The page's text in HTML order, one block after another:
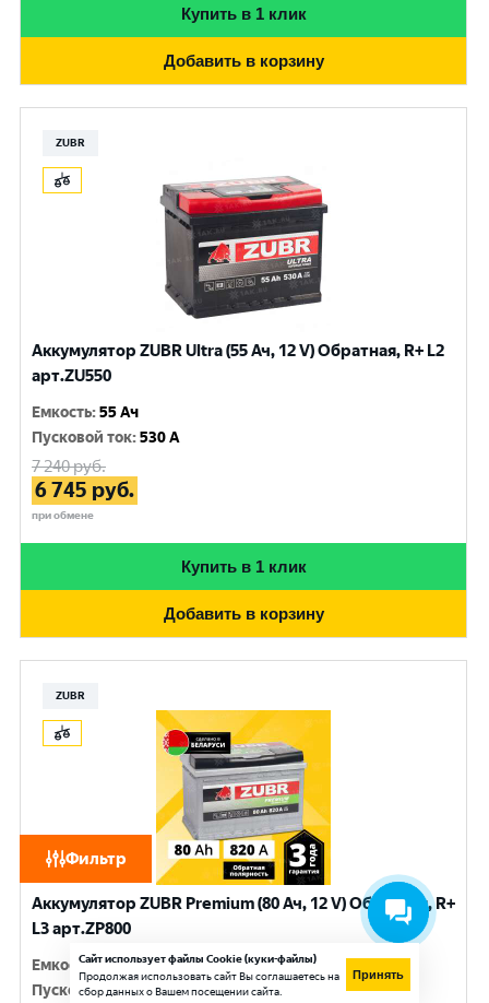
Фильтр
Купить в 1 клик
Добавить в корзину
ZUBR
Аккумулятор ZUBR Ultra (55 Ач, 12 V) Обратная, R+ L2
арт.ZU550
Емкость:55 Ач
Пусковой ток:530 A
7 240руб.
6 745 руб.
при обмене
Купить в 1 клик
Добавить в корзину
ZUBR
Аккумулятор ZUBR Premium (80 Ач, 12 V) Обратная, R+
L3 арт.ZP800
Емкость:80 Ач
Пусковой ток:820 A
Сайт использует файлы Cookie (куки-файлы)
Продолжая использовать сайт Вы соглашаетесь на
сбор данных о Вашем посещении сайта.
Принять